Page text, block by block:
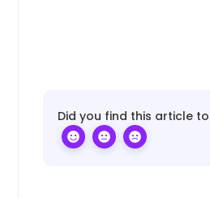
Did you find this article